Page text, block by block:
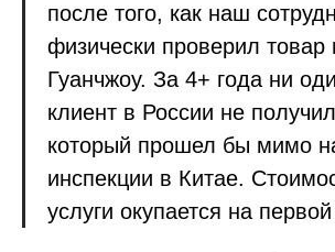
после того, как наш
физически проверил товар
Гуанчжоу. За 4+ года ни
клиент в России не
который прошел бы мимо
инспекции в Китае.
услуги окупается на